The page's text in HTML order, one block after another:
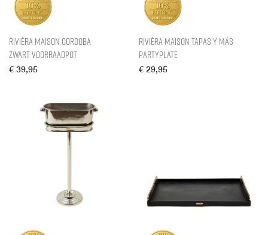
Rivièra Maison Cordoba
Zwart Voorraadpot
€ 39,95
Rivièra Maison Tapas y Más
PartyPlate
€ 29,95